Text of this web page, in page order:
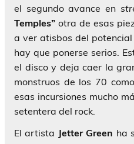
el segundo avance en
Temples” otra de esas
a ver atisbos del
hay que ponerse serios.
el disco y deja caer la
monstruos de los 70 como
esas incursiones mucho
setentera del rock.
El artista Jetter Green ha